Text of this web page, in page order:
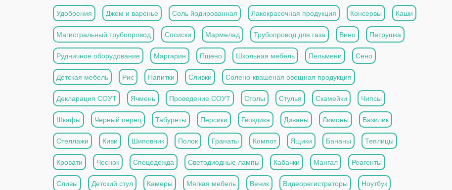
Удобрения Джем и варенье Соль йодированная Лакокрасочная продукция Консервы Каши
Магистральный трубопровод Сосиски Мармелад Трубопровод для газа Вино Петрушка
Рудничное оборудование Маргарин Пшено Школьная мебель Пельмени Сено
Детская мебель Рис Напитки Сливки Солено-квашеная овощная продукция
Декларация СОУТ Ячмень Проведение СОУТ Столы Стулья Скамейки Чипсы
Шкафы Черный перец Табуреты Персики Гвоздика Диваны Лимоны Базилик
Стеллажи Киви Шиповник Полок Гранаты Компот Ящики Бананы Теплицы
Кровати Чеснок Спецодежда Светодиодные лампы Кабачки Мангал Реагенты
Сливы Детский стул Камеры Мягкая мебель Веник Видеорегистраторы Ноутбук